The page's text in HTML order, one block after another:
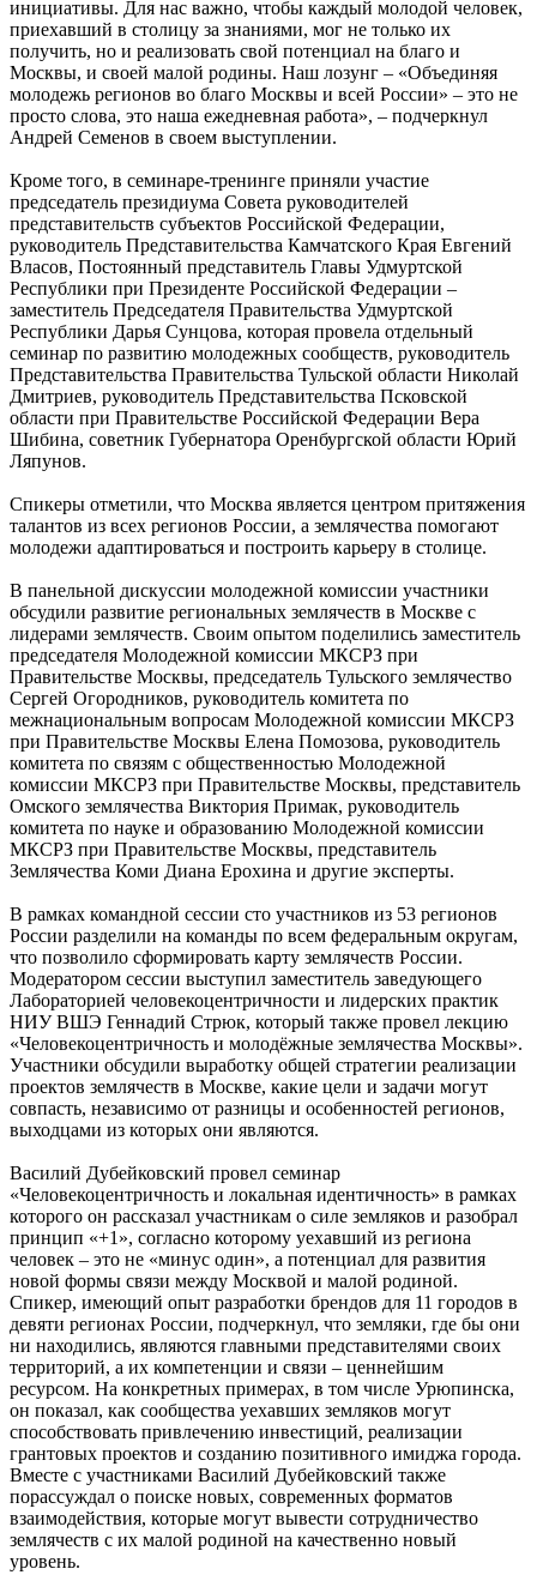
инициативы. Для нас важно, чтобы каждый молодой человек,
приехавший в столицу за знаниями, мог не только их
получить, но и реализовать свой потенциал на благо и
Москвы, и своей малой родины. Наш лозунг – «Объединяя
молодежь регионов во благо Москвы и всей России» – это не
просто слова, это наша ежедневная работа», – подчеркнул
Андрей Семенов в своем выступлении.
Кроме того, в семинаре-тренинге приняли участие
председатель президиума Совета руководителей
представительств субъектов Российской Федерации,
руководитель Представительства Камчатского Края Евгений
Власов, Постоянный представитель Главы Удмуртской
Республики при Президенте Российской Федерации –
заместитель Председателя Правительства Удмуртской
Республики Дарья Сунцова, которая провела отдельный
семинар по развитию молодежных сообществ, руководитель
Представительства Правительства Тульской области Николай
Дмитриев, руководитель Представительства Псковской
области при Правительстве Российской Федерации Вера
Шибина, советник Губернатора Оренбургской области Юрий
Ляпунов.
Спикеры отметили, что Москва является центром притяжения
талантов из всех регионов России, а землячества помогают
молодежи адаптироваться и построить карьеру в столице.
В панельной дискуссии молодежной комиссии участники
обсудили развитие региональных землячеств в Москве с
лидерами землячеств. Своим опытом поделились заместитель
председателя Молодежной комиссии МКСРЗ при
Правительстве Москвы, председатель Тульского землячество
Сергей Огородников, руководитель комитета по
межнациональным вопросам Молодежной комиссии МКСРЗ
при Правительстве Москвы Елена Помозова, руководитель
комитета по связям с общественностью Молодежной
комиссии МКСРЗ при Правительстве Москвы, представитель
Омского землячества Виктория Примак, руководитель
комитета по науке и образованию Молодежной комиссии
МКСРЗ при Правительстве Москвы, представитель
Землячества Коми Диана Ерохина и другие эксперты.
В рамках командной сессии сто участников из 53 регионов
России разделили на команды по всем федеральным округам,
что позволило сформировать карту землячеств России.
Модератором сессии выступил заместитель заведующего
Лабораторией человекоцентричности и лидерских практик
НИУ ВШЭ Геннадий Стрюк, который также провел лекцию
«Человекоцентричность и молодёжные землячества Москвы».
Участники обсудили выработку общей стратегии реализации
проектов землячеств в Москве, какие цели и задачи могут
совпасть, независимо от разницы и особенностей регионов,
выходцами из которых они являются.
Василий Дубейковский провел семинар
«Человекоцентричность и локальная идентичность» в рамках
которого он рассказал участникам о силе земляков и разобрал
принцип «+1», согласно которому уехавший из региона
человек – это не «минус один», а потенциал для развития
новой формы связи между Москвой и малой родиной.
Спикер, имеющий опыт разработки брендов для 11 городов в
девяти регионах России, подчеркнул, что земляки, где бы они
ни находились, являются главными представителями своих
территорий, а их компетенции и связи – ценнейшим
ресурсом. На конкретных примерах, в том числе Урюпинска,
он показал, как сообщества уехавших земляков могут
способствовать привлечению инвестиций, реализации
грантовых проектов и созданию позитивного имиджа города.
Вместе с участниками Василий Дубейковский также
порассуждал о поиске новых, современных форматов
взаимодействия, которые могут вывести сотрудничество
землячеств с их малой родиной на качественно новый
уровень.